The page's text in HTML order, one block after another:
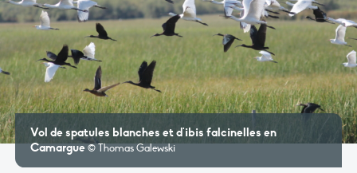
Vol de spatules blanches et d'ibis falcinelles en
Camargue© Thomas Galewski